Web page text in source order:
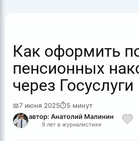
Как оформить
пенсионных
через Госуслуги
📅7 июня 2025⏱5 минут
автор: Анатолий Малинин
9 лет в журналистике